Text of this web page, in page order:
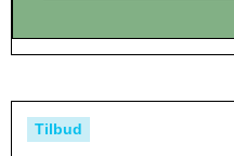
Tilbud